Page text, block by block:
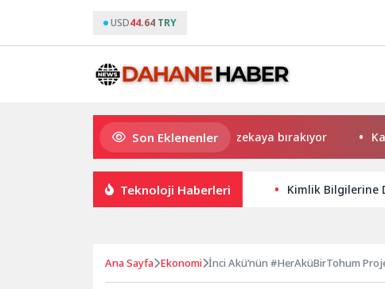
USD44.64 TRY
Son Eklenenler
Uygulamalar yerini yapay zekaya bırakıyor Kadın
Teknoloji Haberleri Kimlik Bilgilerine
Ana Sayfa Ekonomi İnci Akü’nün #HerAküBirTohum